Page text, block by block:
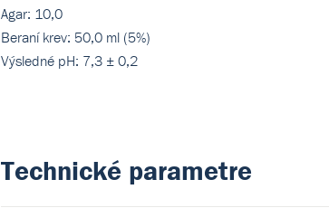
Agar: 10,0
Beraní krev: 50,0 ml (5%)
Výsledné pH: 7,3 ± 0,2
Technické parametre